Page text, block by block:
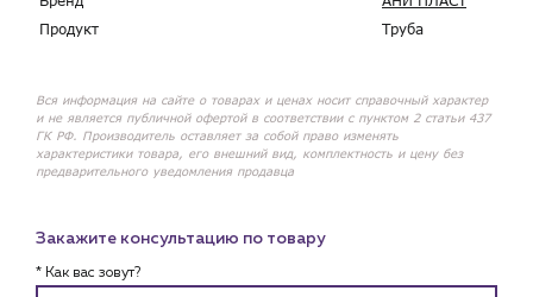
Продукт
Труба
Вся информация на сайте о товарах и ценах носит справочный характер
и не является публичной офертой в соответствии с пунктом 2 статьи 437
ГК РФ. Производитель оставляет за собой право изменять
характеристики товара, его внешний вид, комплектность и цену без
предварительного уведомления продавца
Закажите консультацию по товару
* Как вас зовут?